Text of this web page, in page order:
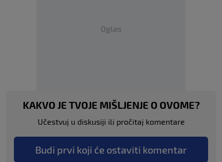
Oglas
KAKVO JE TVOJE MIŠLJENJE O OVOME?
Učestvuj u diskusiji ili pročitaj komentare
Budi prvi koji će ostaviti komentar